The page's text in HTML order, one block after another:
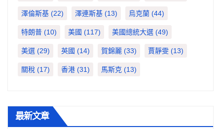
澤倫斯基 (22) 澤連斯基 (13) 烏克蘭 (44)
特朗普 (10) 美國 (117) 美國總統大選 (49)
美選 (29) 英國 (14) 賀錦麗 (33) 賈靜雯 (13)
關稅 (17) 香港 (31) 馬斯克 (13)
最新文章